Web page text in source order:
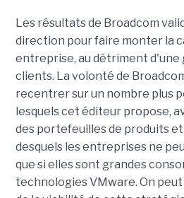
Les résultats de Broadcom
direction pour faire monter la
entreprise, au détriment d'une
clients. La volonté de
recentrer sur un nombre plus
lesquels cet éditeur propose,
des portefeuilles de produits
desquels les entreprises ne
que si elles sont grandes
technologies VMware. On